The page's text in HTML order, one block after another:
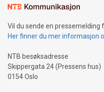
"dristigeste soloalbum". Rap-
hennes kommende
Spices mangeårige
Light” sentrerer om en
Pauls monsterhit “Gimme the
Vil du sende en pressemelding
Her finner du mer informasjon
NTB besøksadresse
Skippergata 24 (Pressens hus)
0154 Oslo